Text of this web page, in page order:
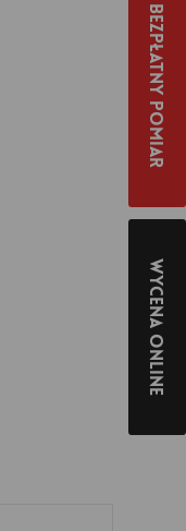
Bezpłatny pomiar
Wycena online